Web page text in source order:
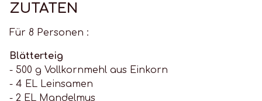
ZUTATEN
Für 8 Personen :
Blätterteig
- 500 g Vollkornmehl aus Einkorn
- 4 EL Leinsamen
- 2 EL Mandelmus